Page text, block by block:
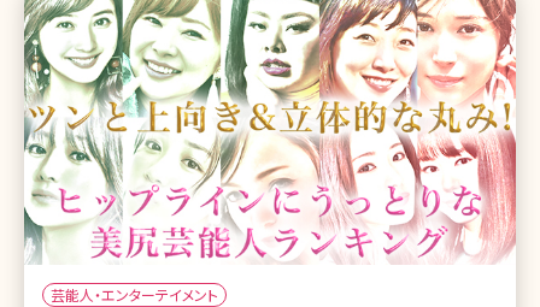
芸能人・エンターテイメント